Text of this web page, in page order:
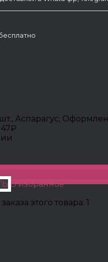
шт., Аспарагус,
47₽
В избранное
этого товара: 1